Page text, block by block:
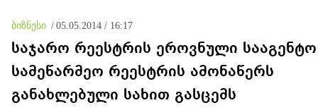
ბიზნესი / 05.05.2014 / 16:17
საჯარო რეესტრის ეროვნული სააგენტო
სამეწარმეო რეესტრის ამონაწერს
განახლებული სახით გასცემს